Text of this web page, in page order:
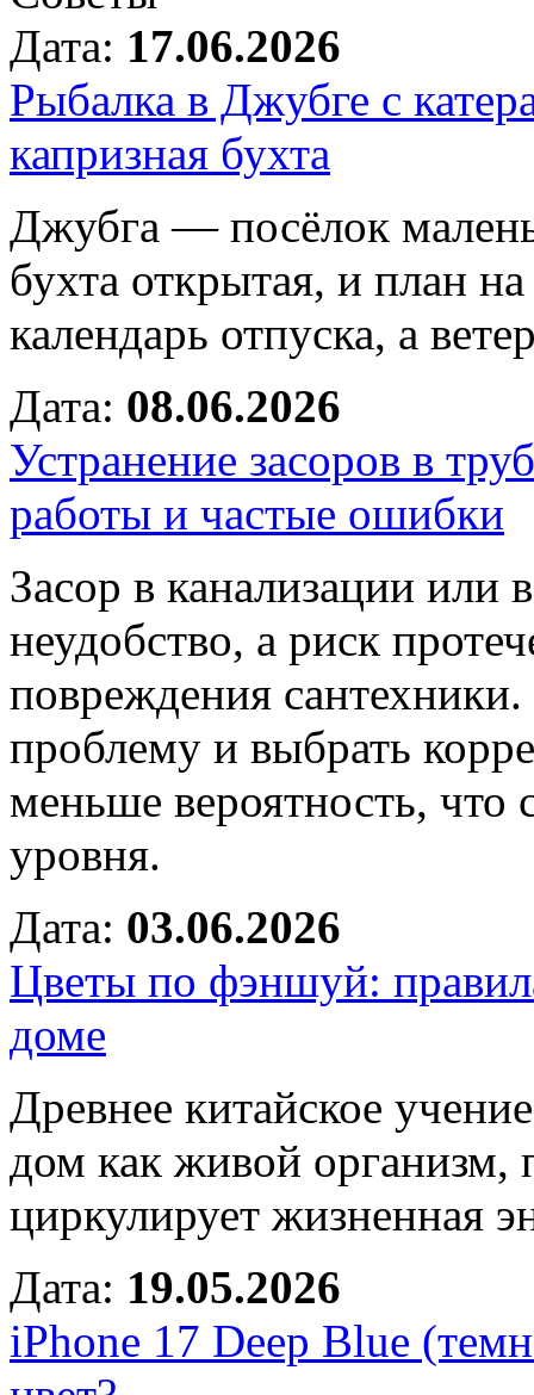
Дата: 17.06.2026
Рыбалка в Джубге с
капризная бухта
Джубга — посёлок
бухта открытая, и план
календарь отпуска, а
Дата: 08.06.2026
Устранение засоров в
работы и частые ошибки
Засор в канализации или
неудобство, а риск
повреждения
проблему и выбрать
меньше вероятность, что
уровня.
Дата: 03.06.2026
Цветы по фэншуй:
доме
Древнее китайское
дом как живой организм,
циркулирует жизненная
Дата: 19.05.2026
iPhone 17 Deep Blue